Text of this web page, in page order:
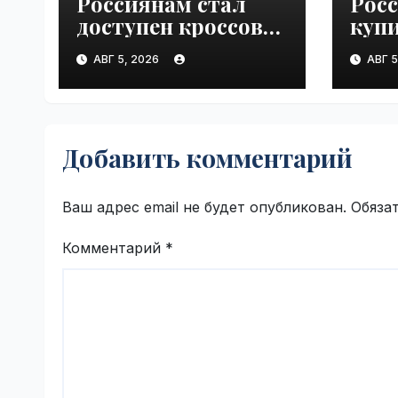
доступен кроссовер
Chevrolet Trax за 1,6
млн рублей |
VseTime.ru
АВГ 5, 2026 «За
АВГ
Добавить комментарий
Ваш адрес email не будет опубликован.
Комментарий *